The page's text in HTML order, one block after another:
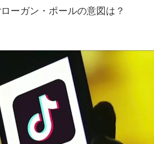
ーガン・ポールの意図は？